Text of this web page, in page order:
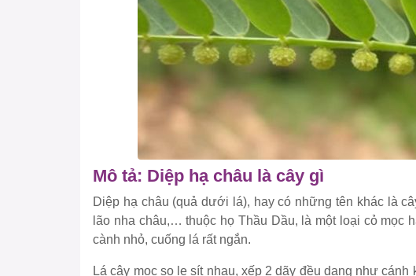
Mô tả: Diệp hạ châu là cây gì
Diệp hạ châu (quả dưới lá), hay có những tên khác là
lão nha châu,… thuộc họ Thầu Dầu, là một loại cỏ mọc
cành nhỏ, cuống lá rất ngắn.
Lá cây mọc so le sít nhau, xếp 2 dãy đều dạng như